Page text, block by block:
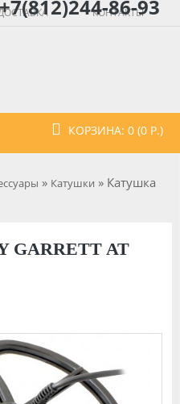
КОНТАКТЫ
+7(812)244-86-93
КОРЗИНА: 0 (0 Р.)
» Катушки » Катушка
AT